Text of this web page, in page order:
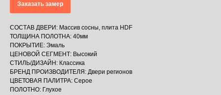
Заказать замер
СОСТАВ ДВЕРИ: Массив сосны, плита HDF
ТОЛЩИНА ПОЛОТНА: 40мм
ПОКРЫТИЕ: Эмаль
ЦЕНОВОЙ СЕГМЕНТ: Высокий
СТИЛЬ/ДИЗАЙН: Классика
БРЕНД ПРОИЗВОДИТЕЛЯ: Двери регионов
ЦВЕТОВАЯ ПАЛИТРА: Серое
ПОЛОТНО: Глухое